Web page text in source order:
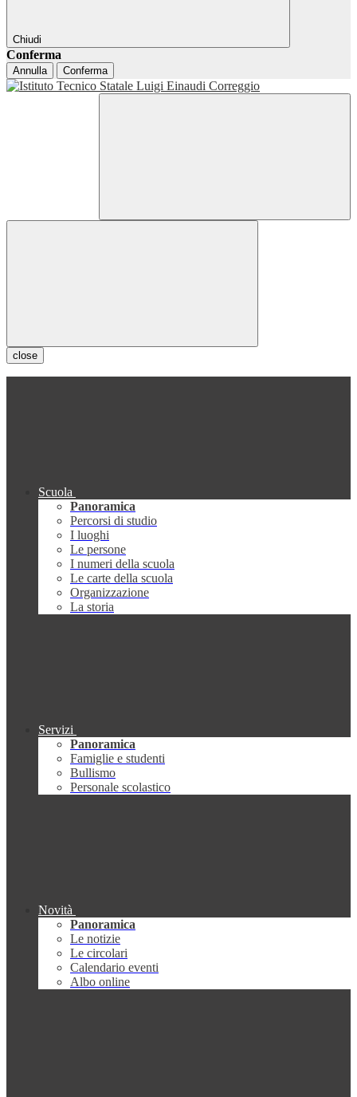
Chiudi
Conferma
Annulla Conferma
close
Scuola
Panoramica
Percorsi di studio
I luoghi
Le persone
I numeri della scuola
Le carte della scuola
Organizzazione
La storia
Servizi
Panoramica
Famiglie e studenti
Bullismo
Personale scolastico
Novità
Panoramica
Le notizie
Le circolari
Calendario eventi
Albo online